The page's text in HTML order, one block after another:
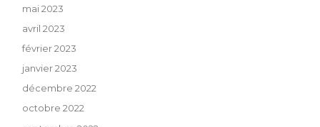
mai 2023
avril 2023
février 2023
janvier 2023
décembre 2022
octobre 2022